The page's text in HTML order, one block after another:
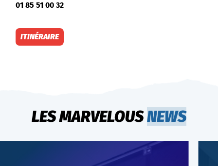
01 85 51 00 32
ITINÉRAIRE
LES MARVELOUSNEWS